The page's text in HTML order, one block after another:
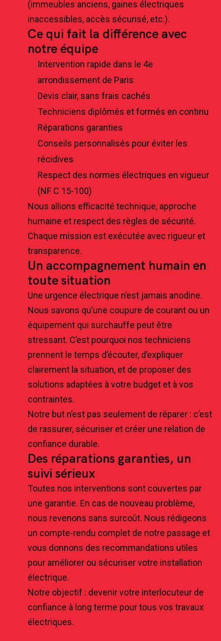
(immeubles anciens, gaines électriques
inaccessibles, accès sécurisé, etc.).
Ce qui fait la différence avec
notre équipe
Intervention rapide dans le 4e
arrondissement de Paris
Devis clair, sans frais cachés
Techniciens diplômés et formés en continu
Réparations garanties
Conseils personnalisés pour éviter les
récidives
Respect des normes électriques en vigueur
(NF C 15-100)
Nous allions efficacité technique, approche
humaine et respect des règles de sécurité.
Chaque mission est exécutée avec rigueur et
transparence.
Un accompagnement humain en
toute situation
Une urgence électrique n’est jamais anodine.
Nous savons qu’une coupure de courant ou un
équipement qui surchauffe peut être
stressant. C’est pourquoi nos techniciens
prennent le temps d’écouter, d’expliquer
clairement la situation, et de proposer des
solutions adaptées à votre budget et à vos
contraintes.
Notre but n’est pas seulement de réparer : c’est
de rassurer, sécuriser et créer une relation de
confiance durable.
Des réparations garanties, un
suivi sérieux
Toutes nos interventions sont couvertes par
une garantie. En cas de nouveau problème,
nous revenons sans surcoût. Nous rédigeons
un compte-rendu complet de notre passage et
vous donnons des recommandations utiles
pour améliorer ou sécuriser votre installation
électrique.
Notre objectif : devenir votre interlocuteur de
confiance à long terme pour tous vos travaux
électriques.